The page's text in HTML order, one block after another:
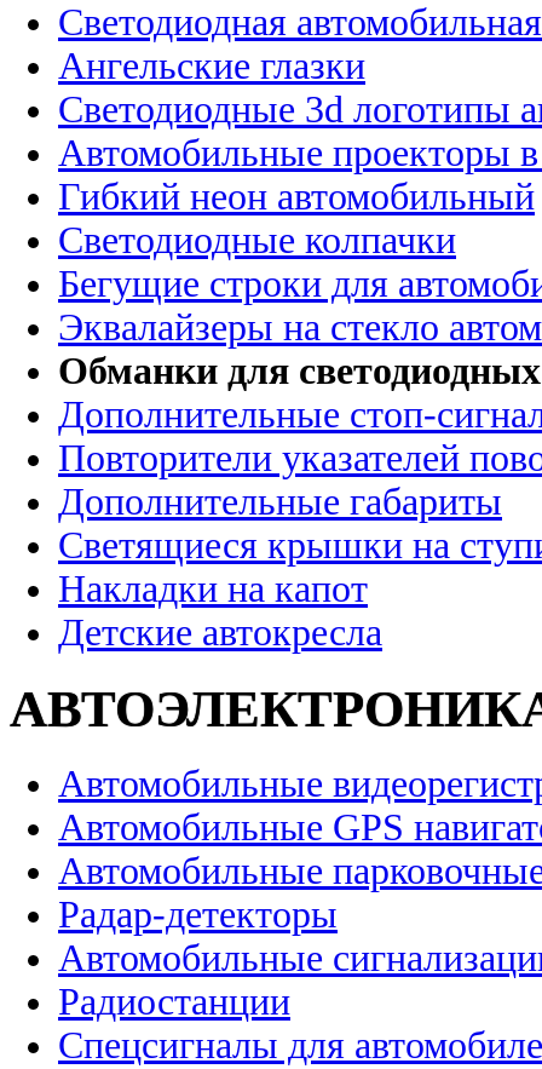
Светодиодная
Ангельские глазки
Светодиодные 3d логотипы
Автомобильные проекторы
Гибкий неон автомобильный
Светодиодные колпачки
Бегущие строки для
Эквалайзеры на стекло
Обманки для
Дополнительные стоп-
Повторители указателей
Дополнительные габариты
Светящиеся крышки на
Накладки на капот
Детские автокресла
Автомобильные
Автомобильные GPS
Автомобильные
Радар-детекторы
Автомобильные
Радиостанции
Спецсигналы для